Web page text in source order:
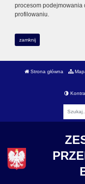
procesom podejmowania
profilowaniu.
zamknij
Strona główna